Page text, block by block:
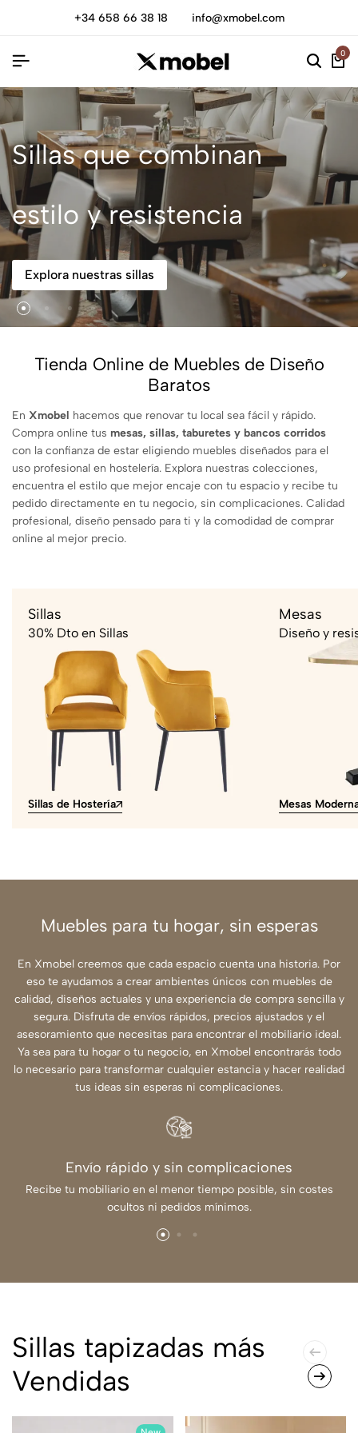
+34 658 66 38 18 info@xmobel.com
0
Sillas que combinan
estilo y resistencia
Explora nuestras sillas
Tienda Online de Muebles de Diseño
Baratos
En Xmobel hacemos que renovar tu local sea fácil y rápido.
Compra online tus mesas, sillas, taburetes y bancos corridos
con la confianza de estar eligiendo muebles diseñados para el
uso profesional en hostelería. Explora nuestras colecciones,
encuentra el estilo que mejor encaje con tu espacio y recibe tu
pedido directamente en tu negocio, sin complicaciones. Calidad
profesional, diseño pensado para ti y la comodidad de comprar
online al mejor precio.
Sillas
30% Dto en Sillas
Sillas de Hostería
Mesas
Diseño y
Mesas
Muebles para tu hogar, sin esperas
En Xmobel creemos que cada espacio cuenta una historia. Por
eso te ayudamos a crear ambientes únicos con muebles de
calidad, diseños actuales y una experiencia de compra sencilla y
segura. Disfruta de envíos rápidos, precios ajustados y el
asesoramiento que necesitas para encontrar el mobiliario ideal.
Ya sea para tu hogar o tu negocio, en Xmobel encontrarás todo
lo necesario para transformar cualquier estancia y hacer realidad
tus ideas sin esperas ni complicaciones.
Envío rápido y sin complicaciones
Recibe tu mobiliario en el menor tiempo posible, sin costes
ocultos ni pedidos mínimos.
Sillas tapizadas más
Vendidas